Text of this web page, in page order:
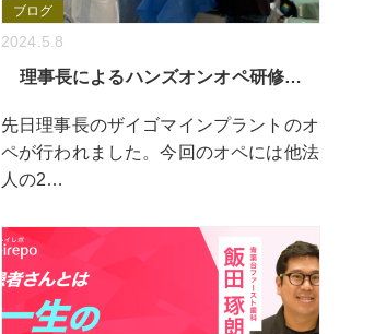
ブログ
2024.5.8
理事長によるハンズオンオペ研修…
先日理事長のザイゴマインプラントのオ
ペが行われました。今回のオペには他法
人の2…